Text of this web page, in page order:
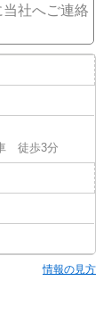
社へご連絡
徒歩3分
情報の見方